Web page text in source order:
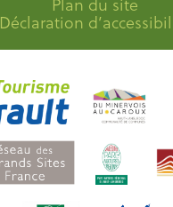
Plan du site
Déclaration